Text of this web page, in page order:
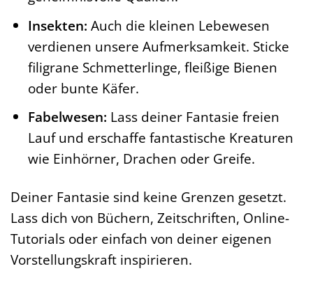
Insekten: Auch die kleinen Lebewesen
verdienen unsere Aufmerksamkeit. Sticke
filigrane Schmetterlinge, fleißige Bienen
oder bunte Käfer.
Fabelwesen: Lass deiner Fantasie freien
Lauf und erschaffe fantastische Kreaturen
wie Einhörner, Drachen oder Greife.
Deiner Fantasie sind keine Grenzen gesetzt.
Lass dich von Büchern, Zeitschriften, Online-
Tutorials oder einfach von deiner eigenen
Vorstellungskraft inspirieren.